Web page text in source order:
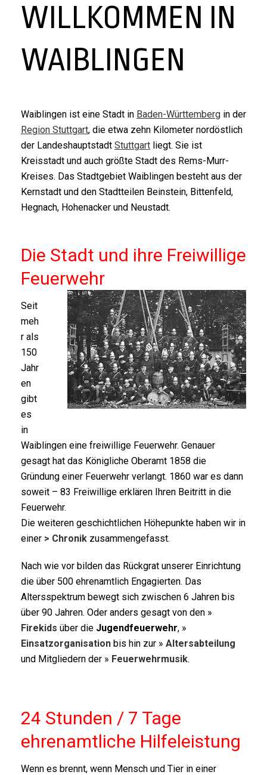
WILLKOMMEN IN
WAIBLINGEN
Waiblingen ist eine Stadt in Baden-Württemberg in der
Region Stuttgart, die etwa zehn Kilometer nordöstlich
der Landeshauptstadt Stuttgart liegt. Sie ist
Kreisstadt und auch größte Stadt des Rems-Murr-
Kreises. Das Stadtgebiet Waiblingen besteht aus der
Kernstadt und den Stadtteilen Beinstein, Bittenfeld,
Hegnach, Hohenacker und Neustadt.
Die Stadt und ihre Freiwillige
Feuerwehr
Seit
meh
r als
150
Jahr
en
gibt
es
in
Waiblingen eine freiwillige Feuerwehr. Genauer
gesagt hat das Königliche Oberamt 1858 die
Gründung einer Feuerwehr verlangt. 1860 war es dann
soweit – 83 Freiwillige erklären Ihren Beitritt in die
Feuerwehr.
Die weiteren geschichtlichen Höhepunkte haben wir in
einer > Chronik zusammengefasst.
Nach wie vor bilden das Rückgrat unserer Einrichtung
die über 500 ehrenamtlich Engagierten. Das
Altersspektrum bewegt sich zwischen 6 Jahren bis
über 90 Jahren. Oder anders gesagt von den »
Firekids über die Jugendfeuerwehr, »
Einsatzorganisation bis hin zur » Altersabteilung
und Mitgliedern der » Feuerwehrmusik.
24 Stunden / 7 Tage
ehrenamtliche Hilfeleistung
Wenn es brennt, wenn Mensch und Tier in einer